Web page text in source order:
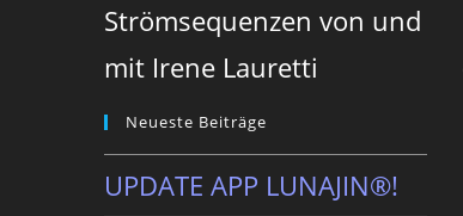
Strömsequenzen von und
mit Irene Lauretti
Neueste Beiträge
UPDATE APP LUNAJIN®!